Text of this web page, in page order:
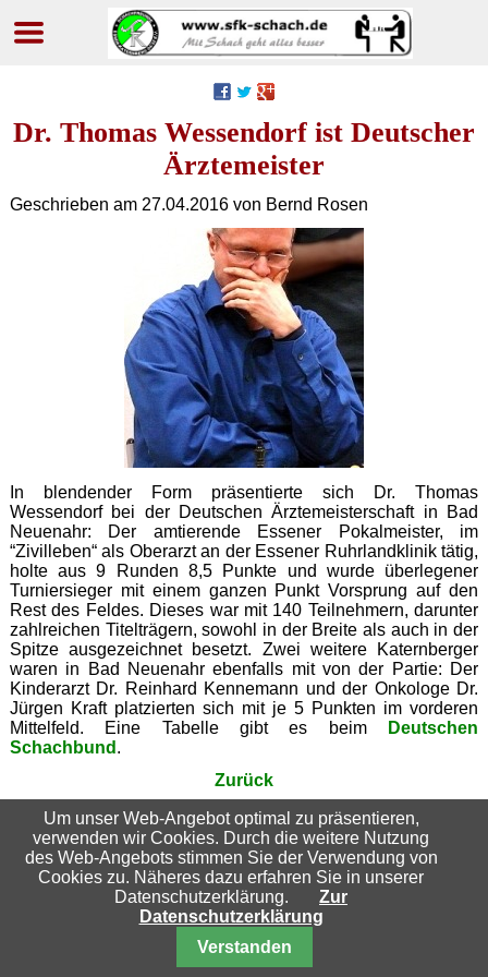
Dr. Thomas Wessendorf ist Deutscher
Ärztemeister
Geschrieben am 27.04.2016von Bernd Rosen
In blendender Form präsentierte sich Dr. Thomas
Wessendorf bei der Deutschen Ärztemeisterschaft in Bad
Neuenahr: Der amtierende Essener Pokalmeister, im
“Zivilleben“ als Oberarzt an der Essener Ruhrlandklinik tätig,
holte aus 9 Runden 8,5 Punkte und wurde überlegener
Turniersieger mit einem ganzen Punkt Vorsprung auf den
Rest des Feldes. Dieses war mit 140 Teilnehmern, darunter
zahlreichen Titelträgern, sowohl in der Breite als auch in der
Spitze ausgezeichnet besetzt. Zwei weitere Katernberger
waren in Bad Neuenahr ebenfalls mit von der Partie: Der
Kinderarzt Dr. Reinhard Kennemann und der Onkologe Dr.
Jürgen Kraft platzierten sich mit je 5 Punkten im vorderen
Mittelfeld. Eine Tabelle gibt es beim
Deutschen
Schachbund .
Zurück
Suchbegriffe
Um unser Web-Angebot optimal zu präsentieren,
verwenden wir Cookies. Durch die weitere Nutzung
des Web-Angebots stimmen Sie der Verwendung von
Cookies zu. Näheres dazu erfahren Sie in unserer
Datenschutzerklärung.
Zur
Datenschutzerklärung
Verstanden